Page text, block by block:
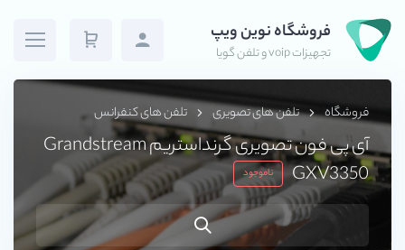
فروشگاه نوین ویپ
تجهیزات voip و تلفن گویا
فروشگاه تلفن های تصویری تلفن های کنفرانس
آی پی فون تصویری گرنداستریم Grandstream
GXV3350
ناموجود